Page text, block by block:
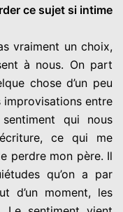
ce sujet si intime
vraiment un choix,
à nous. On part
chose d’un peu
entre
qui nous
ce qui me
perdre mon père. Il
qu’on a par
d’un moment, les